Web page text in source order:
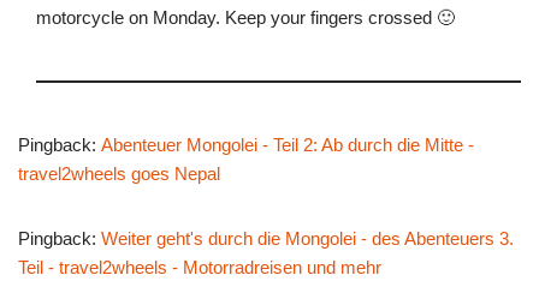
motorcycle on Monday. Keep your fingers crossed 🙂
Pingback: Abenteuer Mongolei - Teil 2: Ab durch die Mitte -
travel2wheels goes Nepal
Pingback: Weiter geht's durch die Mongolei - des Abenteuers 3.
Teil - travel2wheels - Motorradreisen und mehr